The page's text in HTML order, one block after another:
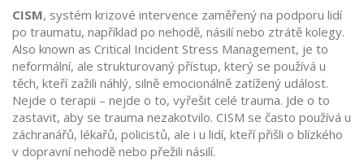
CISM, systém krizové intervence zaměřený na podporu lidí
po traumatu, například po nehodě, násilí nebo ztrátě kolegy.
Also known as Critical Incident Stress Management, je to
neformální, ale strukturovaný přístup, který se používá u
těch, kteří zažili náhlý, silně emocionálně zatížený událost.
Nejde o terapii – nejde o to, vyřešit celé trauma. Jde o to
zastavit, aby se trauma nezakotvilo. CISM se často používá u
záchranářů, lékařů, policistů, ale i u lidí, kteří přišli o blízkého
v dopravní nehodě nebo přežili násilí.